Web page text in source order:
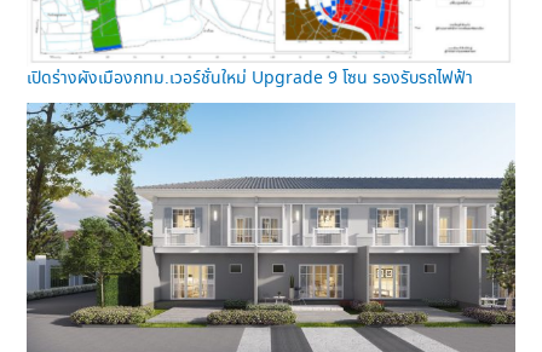
เปิดร่างผังเมืองกทม.เวอร์ชั่นใหม่ Upgrade 9 โซน รองรับรถไฟฟ้า